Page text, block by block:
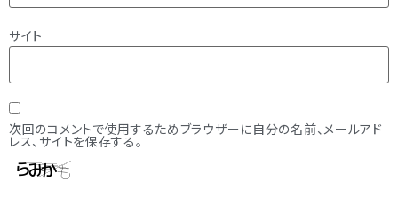
サイト
次回のコメントで使用するためブラウザーに自分の名前、メールアド
レス、サイトを保存する。